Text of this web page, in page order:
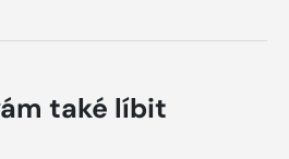
také líbit